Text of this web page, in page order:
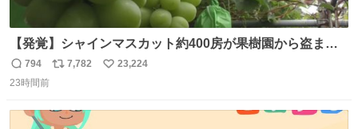
【発覚】シャインマスカット約400房が果樹園から盗まれ
る 栃木・佐野市 news.livedoor.com/article/detail… 被害
に遭った果樹園には防犯カメラなどはなく、シャインマス
今年に入って同様の被害は確認されておらず、警察はパト
返
信
794
リ
ト
7,782
い
23,224
23時間前